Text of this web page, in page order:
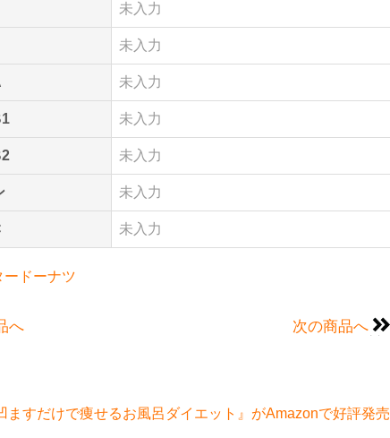
未入力
未入力
未入力
未入力
未入力
未入力
未入力
ードーナツ
へ 次の商品へ
ますだけで痩せるお風呂ダイエット』がAmazonで好評発売